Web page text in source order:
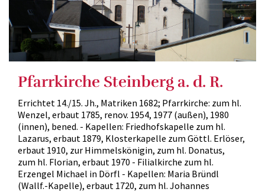
Pfarrkirche Steinberg a. d. R.
Errichtet 14./15. Jh., Matriken 1682; Pfarrkirche: zum hl.
Wenzel, erbaut 1785, renov. 1954, 1977 (außen), 1980
(innen), bened. - Kapellen: Friedhofskapelle zum hl.
Lazarus, erbaut 1879, Klosterkapelle zum Göttl. Erlöser,
erbaut 1910, zur Himmelskönigin, zum hl. Donatus,
zum hl. Florian, erbaut 1970 - Filialkirche zum hl.
Erzengel Michael in Dörfl - Kapellen: Maria Bründl
(Wallf.-Kapelle), erbaut 1720, zum hl. Johannes